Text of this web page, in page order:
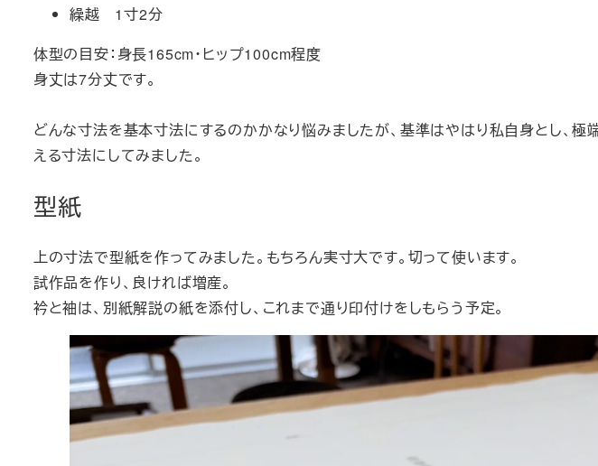
繰越 1寸2分
体型の目安：身長165cm・ヒップ100cm程度
身丈は7分丈です。
どんな寸法を基本寸法にするのかかなり悩みましたが、基準はやはり私自身とし、極
える寸法にしてみました。
型紙
上の寸法で型紙を作ってみました。もちろん実寸大です。切って使います。
試作品を作り、良ければ増産。
衿と袖は、別紙解説の紙を添付し、これまで通り印付けをしもらう予定。